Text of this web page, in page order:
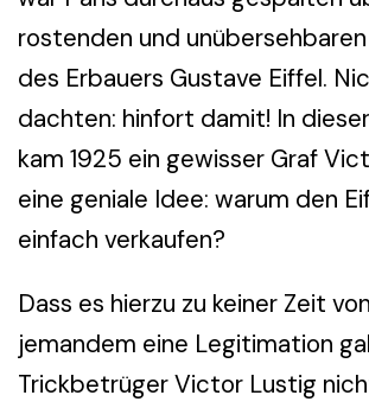
rostenden und
des Erbauers Gustave Eiffel.
dachten: hinfort damit! In
kam 1925 ein gewisser Graf
eine geniale Idee: warum den
einfach verkaufen?
Dass es hierzu zu keiner Zeit
jemandem eine Legitimation
Trickbetrüger Victor Lustig